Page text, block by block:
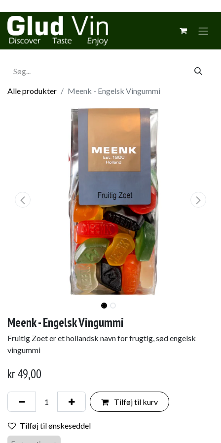
Alle produkter Meenk - Engelsk Vingummi
Meenk - Engelsk Vingummi
Fruitig Zoet er et hollandsk navn for frugtig, sød engelsk
vingummi
kr49,00
Tilføj til kurv
Tilføj til ønskeseddel